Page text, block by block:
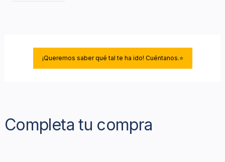
¡Queremos saber qué tal te ha ido! Cuéntanos.⭐
Completa tu compra